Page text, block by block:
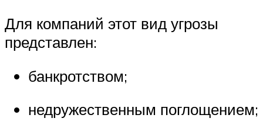
Для компаний этот вид угрозы
представлен:
банкротством;
недружественным поглощением;